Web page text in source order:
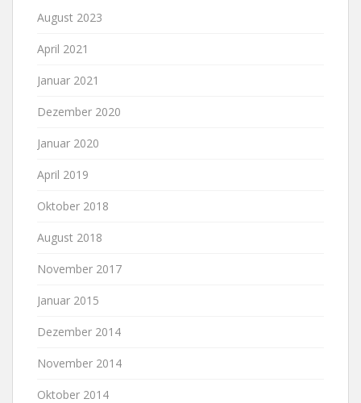
August 2023
April 2021
Januar 2021
Dezember 2020
Januar 2020
April 2019
Oktober 2018
August 2018
November 2017
Januar 2015
Dezember 2014
November 2014
Oktober 2014